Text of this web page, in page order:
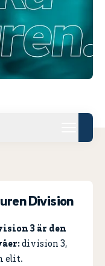
Division
3 är den
division 3,
elit.